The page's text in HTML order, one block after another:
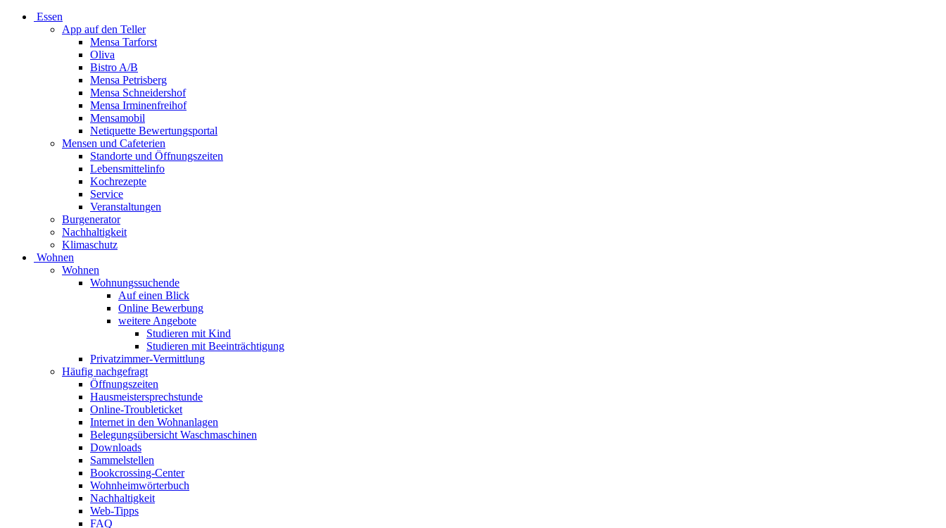
Essen
App auf den Teller
Mensa Tarforst
Oliva
Bistro A/B
Mensa Petrisberg
Mensa Schneidershof
Mensa Irminenfreihof
Mensamobil
Netiquette Bewertungsportal
Mensen und Cafeterien
Standorte und Öffnungszeiten
Lebensmittelinfo
Kochrezepte
Service
Veranstaltungen
Burgenerator
Nachhaltigkeit
Klimaschutz
Wohnen
Wohnen
Wohnungssuchende
Auf einen Blick
Online Bewerbung
weitere Angebote
Studieren mit Kind
Studieren mit Beeinträchtigung
Privatzimmer-Vermittlung
Häufig nachgefragt
Öffnungszeiten
Hausmeistersprechstunde
Online-Troubleticket
Internet in den Wohnanlagen
Belegungsübersicht Waschmaschinen
Downloads
Sammelstellen
Bookcrossing-Center
Wohnheimwörterbuch
Nachhaltigkeit
Web-Tipps
FAQ